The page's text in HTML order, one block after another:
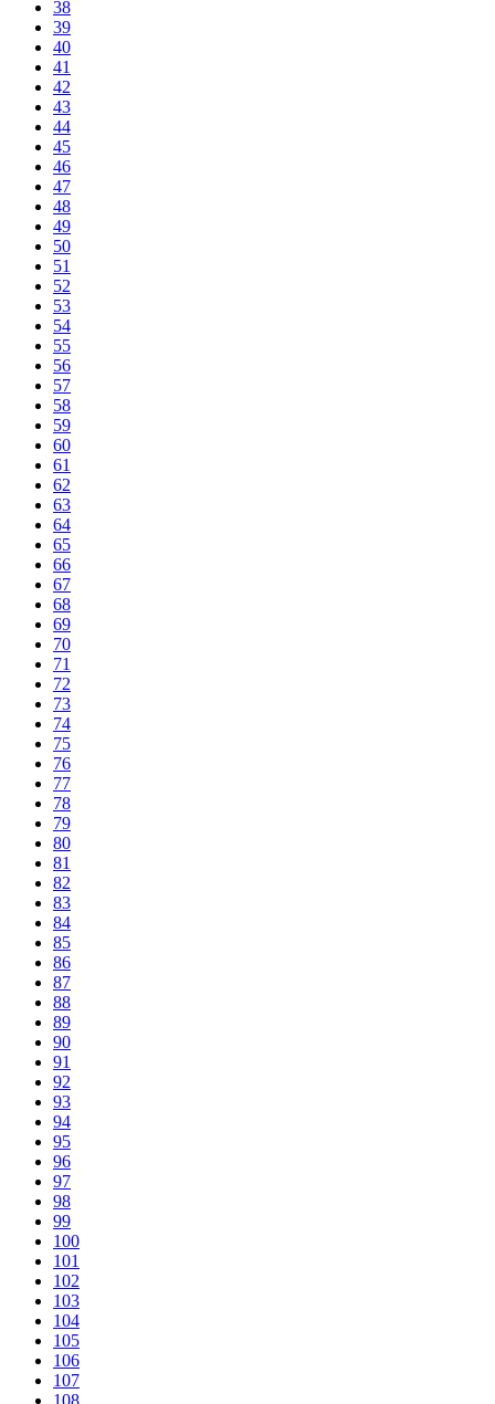
38
39
40
41
42
43
44
45
46
47
48
49
50
51
52
53
54
55
56
57
58
59
60
61
62
63
64
65
66
67
68
69
70
71
72
73
74
75
76
77
78
79
80
81
82
83
84
85
86
87
88
89
90
91
92
93
94
95
96
97
98
99
100
101
102
103
104
105
106
107